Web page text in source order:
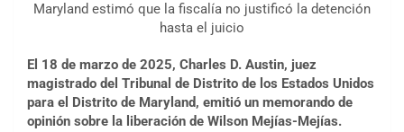
Maryland estimó que la fiscalía no justificó la detención
hasta el juicio
El 18 de marzo de 2025, Charles D. Austin, juez
magistrado del Tribunal de Distrito de los Estados Unidos
para el Distrito de Maryland, emitió un memorando de
opinión sobre la liberación de Wilson Mejías-Mejías.